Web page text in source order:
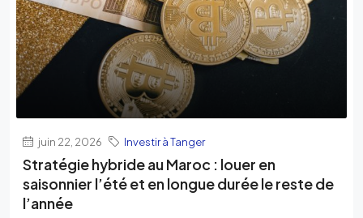
juin 22, 2026 Investir à Tanger
Stratégie hybride au Maroc : louer en
saisonnier l’été et en longue durée le reste de
l’année